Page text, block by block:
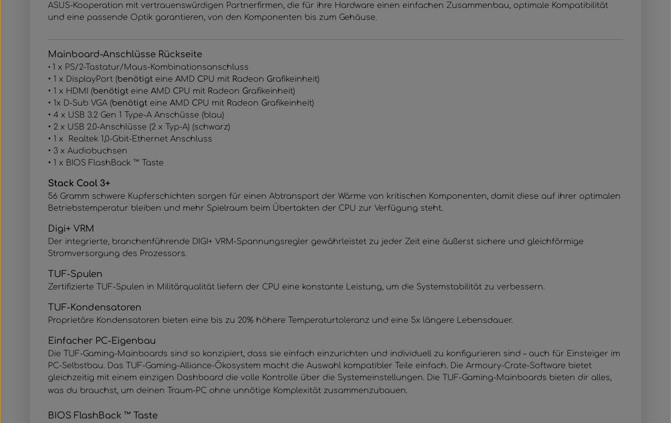
ASUS-Kooperation mit vertrauenswürdigen Partnerfirmen, die für ihre Hardware einen einfachen Zusammenbau, optimale Kompatibilität
und eine passende Optik garantieren, von den Komponenten bis zum Gehäuse.
Mainboard-Anschlüsse Rückseite
• 1 x PS/2-Tastatur/Maus-Kombinationsanschluss
• 1 x DisplayPort (benötigt eine AMD CPU mit Radeon Grafikeinheit)
• 1 x HDMI (benötigt eine AMD CPU mit Radeon Grafikeinheit)
• 1x D-Sub VGA (benötigt eine AMD CPU mit Radeon Grafikeinheit)
• 4 x USB 3.2 Gen 1 Type-A Anschüsse (blau)
• 2 x USB 2.0-Anschlüsse (2 x Typ-A) (schwarz)
• 1 x Realtek 1,0-Gbit-Ethernet Anschluss
• 3 x Audiobuchsen
• 1 x BIOS FlashBack ™ Taste
Stack Cool 3+
56 Gramm schwere Kupferschichten sorgen für einen Abtransport der Wärme von kritischen Komponenten, damit diese auf ihrer optimalen
Betriebstemperatur bleiben und mehr Spielraum beim Übertakten der CPU zur Verfügung steht.
Digi+ VRM
Der integrierte, branchenführende DIGI+ VRM-Spannungsregler gewährleistet zu jeder Zeit eine äußerst sichere und gleichförmige
Stromversorgung des Prozessors.
TUF-Spulen
Zertifizierte TUF-Spulen in Militärqualität liefern der CPU eine konstante Leistung, um die Systemstabilität zu verbessern.
TUF-Kondensatoren
Proprietäre Kondensatoren bieten eine bis zu 20% höhere Temperaturtoleranz und eine 5x längere Lebensdauer.
Einfacher PC-Eigenbau
Die TUF-Gaming-Mainboards sind so konzipiert, dass sie einfach einzurichten und individuell zu konfigurieren sind – auch für Einsteiger im
PC-Selbstbau. Das TUF-Gaming-Alliance-Ökosystem macht die Auswahl kompatibler Teile einfach. Die Armoury-Crate-Software bietet
gleichzeitig mit einem einzigen Dashboard die volle Kontrolle über die Systemeinstellungen. Die TUF-Gaming-Mainboards bieten dir alles,
was du brauchst, um deinen Traum-PC ohne unnötige Komplexität zusammenzubauen.
BIOS FlashBack ™ Taste